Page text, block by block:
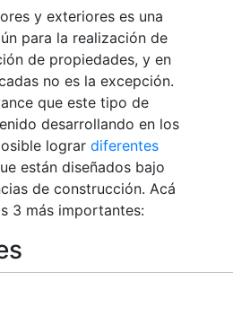
y exteriores es una
para la realización de
de propiedades, y en
no es la excepción.
que este tipo de
desarrollando en los
logrardiferentes
están diseñados bajo
de construcción. Acá
3 más importantes: